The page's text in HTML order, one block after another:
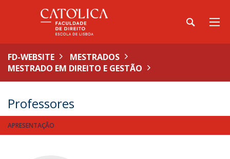
FD-WEBSITE
MESTRADOS
MESTRADO EM DIREITO E GESTÃO
Professores
APRESENTAÇÃO